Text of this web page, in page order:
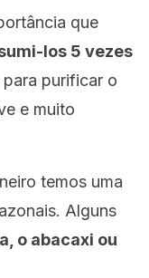
que
los 5 vezes
purificar o
e muito
temos uma
Alguns
o abacaxi ou